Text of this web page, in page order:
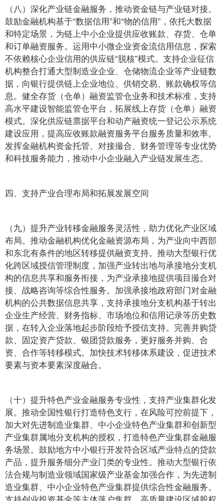
（八）深化产业链金融服务，推动资金链与产业链对接。
鼓励金融机构基于“数据信用”和“物的信用”，依托大数据
和特定场景，为链上中小企业提供应收账款、存货、仓单
和订单融资服务。运用中小微企业资金流信用信息，探索
不依赖核心企业信用的供应链“脱核”模式。支持企业征信
机构整合打通大型制造业企业、仓储物流企业等产业链数
据，向银行提供链上企业地位、供销交易、账款确权等信
息。健全存货（仓单）融资监管仓业务和技术标准，支持
高水平建设智能监管仓平台，拓展线上存货（仓单）融资
模式。深化供应链票据平台和动产融资统一登记公示系统
建设应用，提高应收账款融资服务平台服务质量和效率。
发挥金融机构资金托管、对接撮合、财务管理等专业优势
和科技服务能力，推动中小企业融入产业链发展生态。
四、支持产业合理布局和拓展发展空间
（九）提升产业转移金融服务灵活性，助力优化产业区域
布局。推动金融机构优化金融资源布局，为产业向中西部
和东北有条件的地区转移提供融资支持。推动大型银行优
化跨区域授信管理制度，加强产业转出地与承接地分支机
构的信息共享和服务衔接，为产业承接地提供项目撮合对
接、战略咨询等综合性服务。加强承接地政府部门对金融
机构的公共数据信息共享，支持承接地分支机构基于转出
企业生产经营、财务指标、市场地位和信用记录等历史数
据，在转入企业落地起步阶段给予授信支持。完善并购贷
款、固定资产贷款、银团贷款服务，更好服务并购、合
资、合作等转移模式。加快技术转移体系建设，促进技术
要素与资本要素深度融合。
（十）提升特色产业金融服务专业性，支持产业集群化发
展。推动全国性银行打造特色支行，在风险可控前提下，
加大对先进制造业集群、中小企业特色产业集群和创新型
产业集群属地分支机构的授权，打造特色产业集群金融服
务场景。鼓励地方中小银行开发符合区域产业特点的贷款
产品，提升服务细分产业门类的专业性。推动大型银行依
法合规与制造业领域国家级产业基金加强合作，为先进制
造业集群、中小企业特色产业集群提供综合性金融服务。